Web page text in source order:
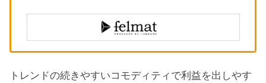
トレンドの続きやすいコモディティで利益を出しやす